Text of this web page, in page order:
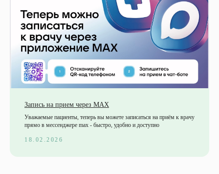
Запись на прием через MAХ
Уважаемые пациенты, теперь вы можете записаться на приём к врачу
прямо в мессенджере max - быстро, удобно и доступно
18.02.2026